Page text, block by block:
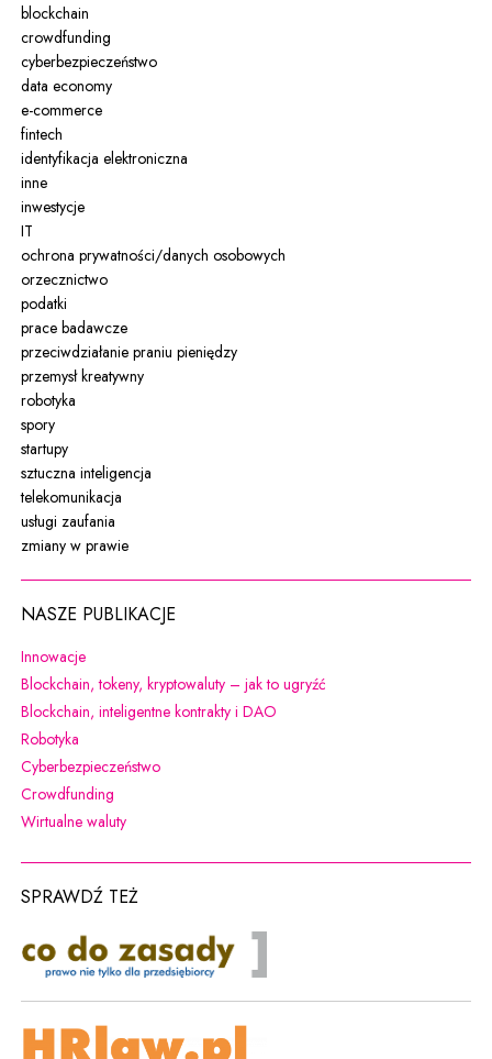
blockchain
crowdfunding
cyberbezpieczeństwo
data economy
e-commerce
fintech
identyfikacja elektroniczna
inne
inwestycje
IT
ochrona prywatności/danych osobowych
orzecznictwo
podatki
prace badawcze
przeciwdziałanie praniu pieniędzy
przemysł kreatywny
robotyka
spory
startupy
sztuczna inteligencja
telekomunikacja
usługi zaufania
zmiany w prawie
NASZE PUBLIKACJE
InnowacjeUwaga, link zostanie otwarty w nowym oknie
Blockchain, tokeny, kryptowaluty – jak to ugryźć
Blockchain, inteligentne kontrakty i DAO
Robotyka
CyberbezpieczeństwoUwaga, link zostanie otwarty w nowym oknie
Crowdfunding
Wirtualne walutyUwaga, link zostanie otwarty w nowym oknie
SPRAWDŹ TEŻ